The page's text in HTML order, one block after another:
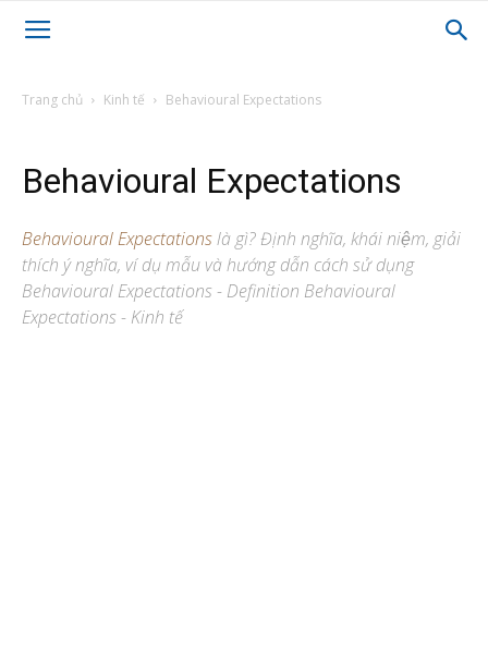
Trang chủ Kinh tế Behavioural Expectations
Behavioural Expectations
Behavioural Expectationslà gì? Định nghĩa, khái niệm, giải
thích ý nghĩa, ví dụ mẫu và hướng dẫn cách sử dụng
Behavioural Expectations - Definition Behavioural
Expectations - Kinh tế